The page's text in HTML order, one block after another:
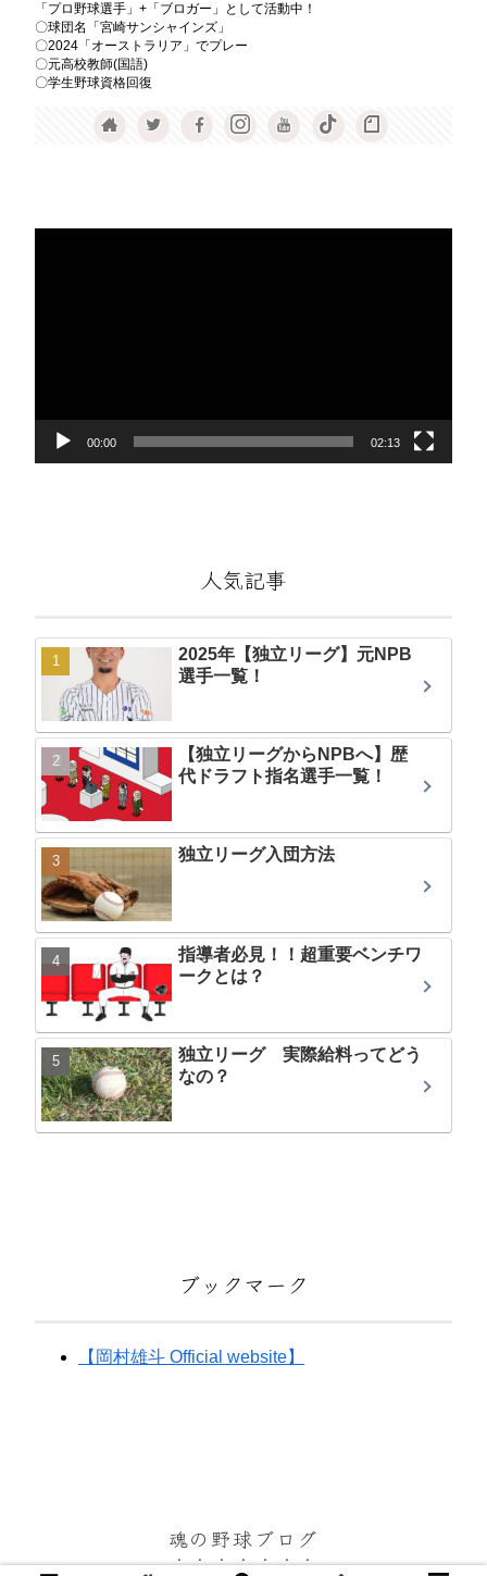
「プロ野球選手」+「ブロガー」として活動中！
〇球団名「宮崎サンシャインズ」
〇2024「オーストラリア」でプレー
〇元高校教師(国語)
〇学生野球資格回復
ー
00:00 02:13
人気記事
2025年【独立リーグ】元NPB
選手一覧！
【独立リーグからNPBへ】歴
代ドラフト指名選手一覧！
独立リーグ入団方法
指導者必見！！超重要ベンチワ
ークとは？
独立リーグ 実際給料ってどう
なの？
ブックマーク
【岡村雄斗 Official website】
魂の野球ブログ